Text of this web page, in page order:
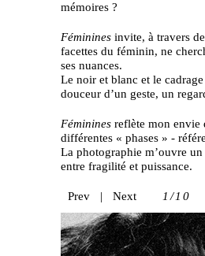
mémoires ?
Féminines invite, à travers
facettes du féminin, ne
ses nuances.
Le noir et blanc et le
douceur d’un geste, un
Féminines reflète mon envie
différentes « phases » -
La photographie m’ouvre
entre fragilité et puissance.
Prev | Next 1/10